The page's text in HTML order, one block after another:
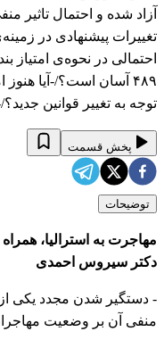
آزاد شده و احتمال
تغییرات پیشنهادی در
احتمالی در نحوه‌ی امتیاز
۴۸۹ آسان است؟/-آیا
توجه به تغییر قوانین
پخش قسمت
توضیحات
مهاجرت به استرالیا،
دکتر سیروس احمدی
- دستگیر شدن مجدد یکی از
منفی آن بر وضعیت